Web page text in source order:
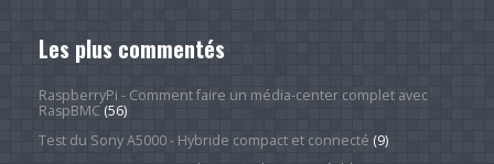
Les plus commentés
RaspberryPi - Comment faire un média-center complet avec
RaspBMC(56)
Test du Sony A5000 - Hybride compact et connecté (9)